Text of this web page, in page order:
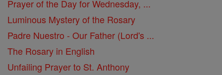
Prayer of the Day for Wednesday, ...
Luminous Mystery of the Rosary
Padre Nuestro - Our Father (Lord's ...
The Rosary in English
Unfailing Prayer to St. Anthony